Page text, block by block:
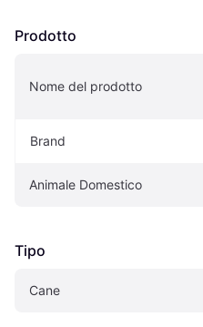
Prodotto
Nome del prodotto
Brand
Animale Domestico
Tipo
Cane